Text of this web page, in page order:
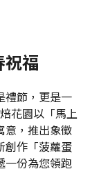
福
禮節，更是一
花園以「馬上
意，推出象徵
創作「菠蘿蛋
一份為您領跑